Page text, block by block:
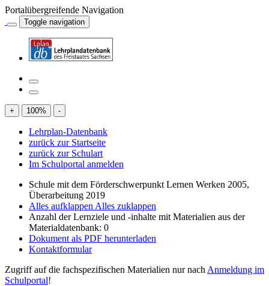
Portalübergreifende Navigation
Toggle navigation
+ 100% -
Lehrplan-Datenbank
zurück zur Startseite
zurück zur Schulart
Im Schulportal anmelden
Schule mit dem Förderschwerpunkt Lernen Werken 2005,
Überarbeitung 2019
Alles aufklappen Alles zuklappen
Anzahl der Lernziele und -inhalte mit Materialien aus der
Materialdatenbank: 0
Dokument als PDF herunterladen
Kontaktformular
Zugriff auf die fachspezifischen Materialien nur nach Anmeldung im
Schulportal!